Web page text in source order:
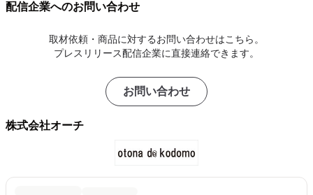
配信企業へのお問い合わせ
取材依頼・商品に対するお問い合わせはこちら。
プレスリリース配信企業に直接連絡できます。
お問い合わせ
株式会社オーチ